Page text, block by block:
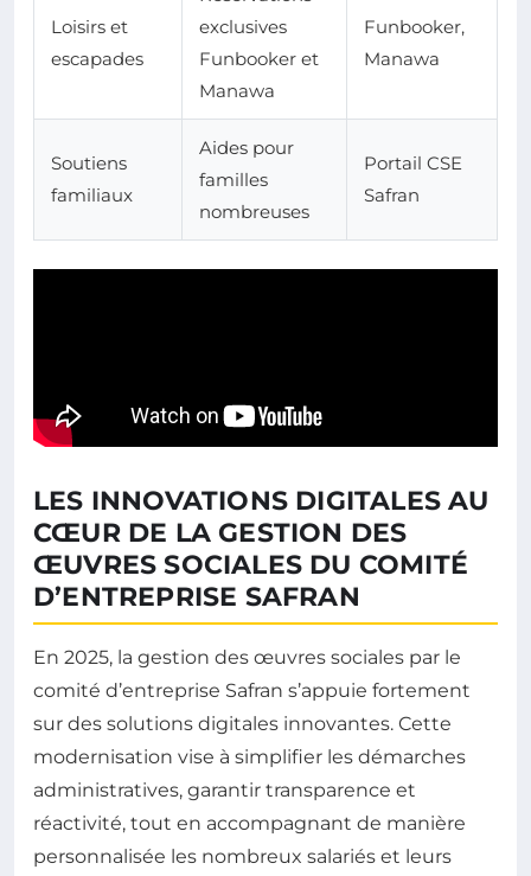
Loisirs et
escapades
exclusives
Funbooker et
Manawa
Funbooker,
Manawa
Soutiens
familiaux
Aides pour
familles
nombreuses
Portail CSE
Safran
LES INNOVATIONS DIGITALES AU
CŒUR DE LA GESTION DES
ŒUVRES SOCIALES DU COMITÉ
D’ENTREPRISE SAFRAN
En 2025, la gestion des œuvres sociales par le
comité d’entreprise Safran s’appuie fortement
sur des solutions digitales innovantes. Cette
modernisation vise à simplifier les démarches
administratives, garantir transparence et
réactivité, tout en accompagnant de manière
personnalisée les nombreux salariés et leurs